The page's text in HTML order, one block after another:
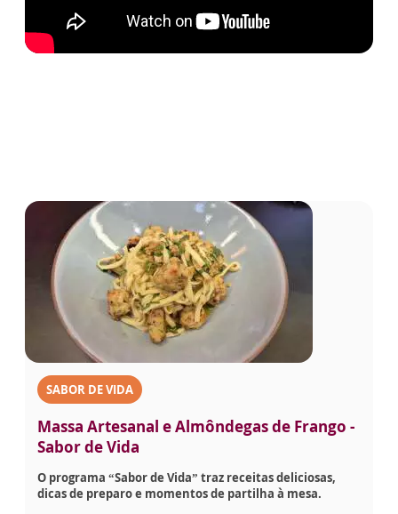
SABOR DE VIDA
Massa Artesanal e Almôndegas de Frango -
Sabor de Vida
O programa “Sabor de Vida” traz receitas deliciosas,
dicas de preparo e momentos de partilha à mesa.